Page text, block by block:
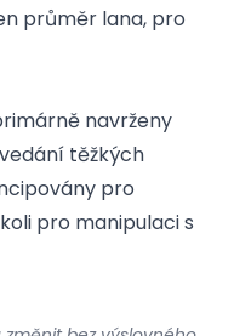
průměr lana, pro
navrženy
těžkých
pro
pro manipulaci s